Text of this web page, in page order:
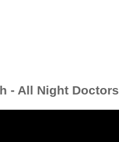
- All Night Doctors